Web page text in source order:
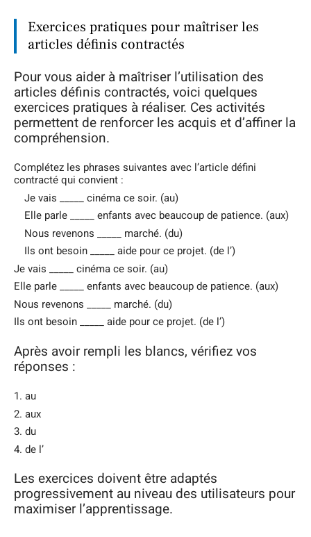
Exercices pratiques pour maîtriser les
articles définis contractés
Pour vous aider à maîtriser l’utilisation des
articles définis contractés, voici quelques
exercices pratiques à réaliser. Ces activités
permettent de renforcer les acquis et d’affiner la
compréhension.
Complétez les phrases suivantes avec l’article défini
contracté qui convient :
Je vais _____ cinéma ce soir. (au)
Elle parle _____ enfants avec beaucoup de patience. (aux)
Nous revenons _____ marché. (du)
Ils ont besoin _____ aide pour ce projet. (de l’)
Je vais _____ cinéma ce soir. (au)
Elle parle _____ enfants avec beaucoup de patience. (aux)
Nous revenons _____ marché. (du)
Ils ont besoin _____ aide pour ce projet. (de l’)
Après avoir rempli les blancs, vérifiez vos
réponses :
1. au
2. aux
3. du
4. de l’
Les exercices doivent être adaptés
progressivement au niveau des utilisateurs pour
maximiser l’apprentissage.